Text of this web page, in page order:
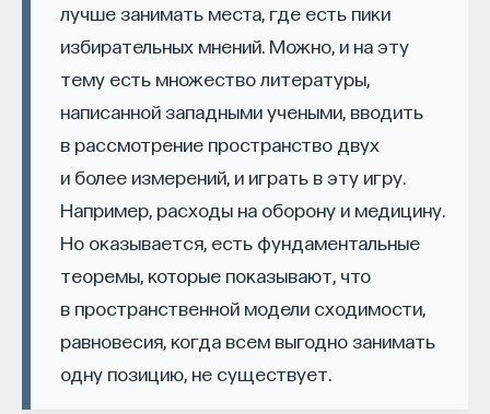
лучше занимать места, где есть пики
избирательных мнений. Можно, и на эту
тему есть множество литературы,
написанной западными учеными, вводить
в рассмотрение пространство двух
и более измерений, и играть в эту игру.
Например, расходы на оборону и медицину.
Но оказывается, есть фундаментальные
теоремы, которые показывают, что
в пространственной модели сходимости,
равновесия, когда всем выгодно занимать
одну позицию, не существует.
Наука сна: как управлять
своим сном
СОХРАНИТЬ КУРС
Внеси свой вклад в дело
просвещения!